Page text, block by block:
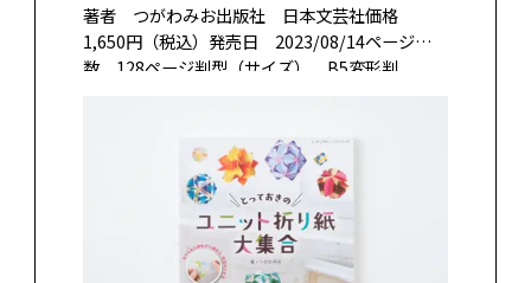
著者 つがわみお出版社 日本文芸社価格
1,650円（税込）発売日 2023/08/14ページ
数 128ページ判型（サイズ） B5変形判